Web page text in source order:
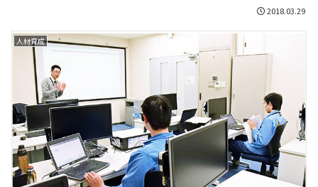
2018.03.29
人材育成